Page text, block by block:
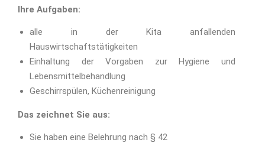
Ihre Aufgaben:
alle in der Kita anfallenden
Hauswirtschaftstätigkeiten
Einhaltung der Vorgaben zur Hygiene und
Lebensmittelbehandlung
Geschirrspülen, Küchenreinigung
Das zeichnet Sie aus:
Sie haben eine Belehrung nach § 42